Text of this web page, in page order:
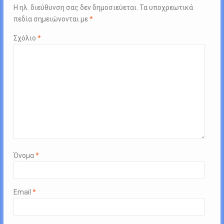
Η ηλ. διεύθυνση σας δεν δημοσιεύεται. Τα υποχρεωτικά
πεδία σημειώνονται με*
Σχόλιο *
Όνομα*
Email *